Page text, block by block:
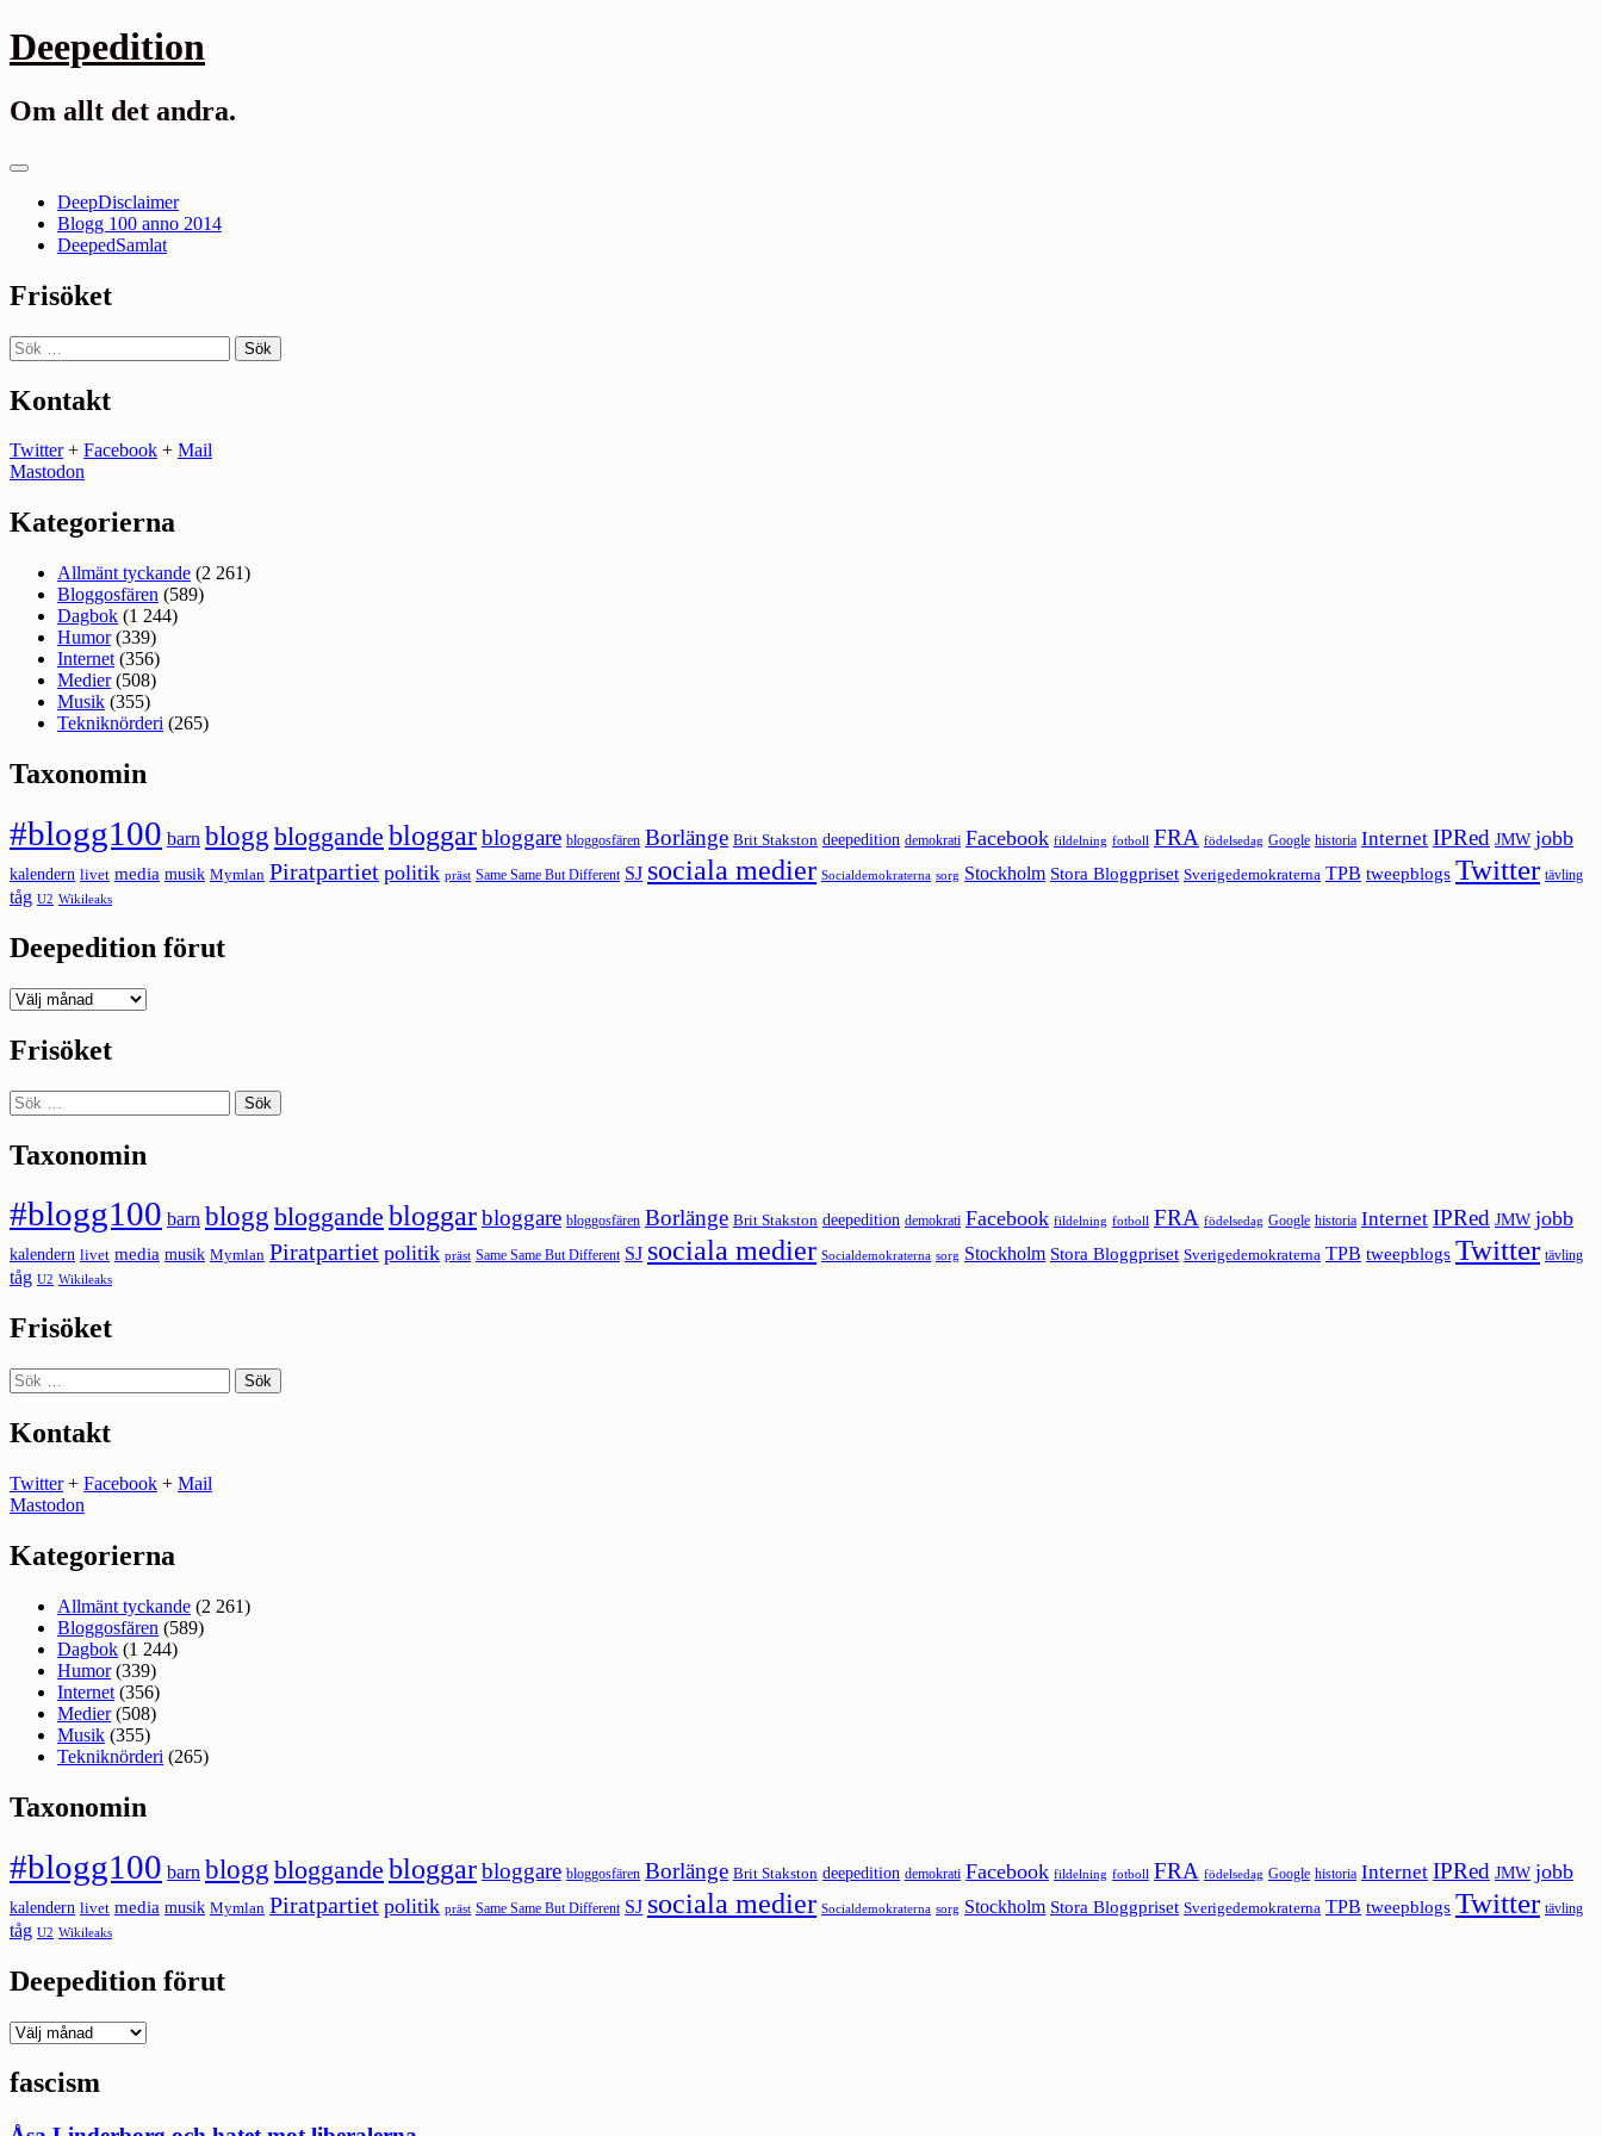
Gå
till
Deepedition
Om allt det andra.
Primär
DeepDisclaimer
Blogg 100 anno 2014
DeepedSamlat
Frisöket
Sök
efter:
Kontakt
Twitter+ Facebook + Mail
Mastodon
Kategorierna
Allmänt tyckande (2 261)
Bloggosfären (589)
Dagbok (1 244)
Humor(339)
Internet (356)
Medier(508)
Musik (355)
Tekniknörderi (265)
Taxonomin
#blogg100 barn blogg bloggande bloggarbloggare bloggosfären Borlänge Brit Stakston deepedition demokrati Facebook fildelning fotboll FRA födelsedag Google historia Internet IPRed JMW jobb
kalendern livet media musik Mymlan Piratpartiet politik präst Same Same But Different SJ sociala medier Socialdemokraterna sorg Stockholm Stora Bloggpriset Sverigedemokraterna TPB tweepblogs Twitter tävling
tåg U2 Wikileaks
Deepedition förut
Deepedition
Frisöket
Sök
efter:
Taxonomin
#blogg100 barn blogg bloggande bloggarbloggare bloggosfären Borlänge Brit Stakston deepedition demokrati Facebook fildelning fotboll FRA födelsedag Google historia Internet IPRed JMW jobb
kalendern livet media musik Mymlan Piratpartiet politik präst Same Same But Different SJ sociala medier Socialdemokraterna sorg Stockholm Stora Bloggpriset Sverigedemokraterna TPB tweepblogs Twitter tävling
tåg U2 Wikileaks
Frisöket
Sök
efter:
Kontakt
Twitter+ Facebook + Mail
Mastodon
Kategorierna
Allmänt tyckande (2 261)
Bloggosfären (589)
Dagbok (1 244)
Humor(339)
Internet (356)
Medier(508)
Musik (355)
Tekniknörderi (265)
Taxonomin
#blogg100 barn blogg bloggande bloggarbloggare bloggosfären Borlänge Brit Stakston deepedition demokrati Facebook fildelning fotboll FRA födelsedag Google historia Internet IPRed JMW jobb
kalendern livet media musik Mymlan Piratpartiet politik präst Same Same But Different SJ sociala medier Socialdemokraterna sorg Stockholm Stora Bloggpriset Sverigedemokraterna TPB tweepblogs Twitter tävling
tåg U2 Wikileaks
Deepedition förut
Deepedition
fascism